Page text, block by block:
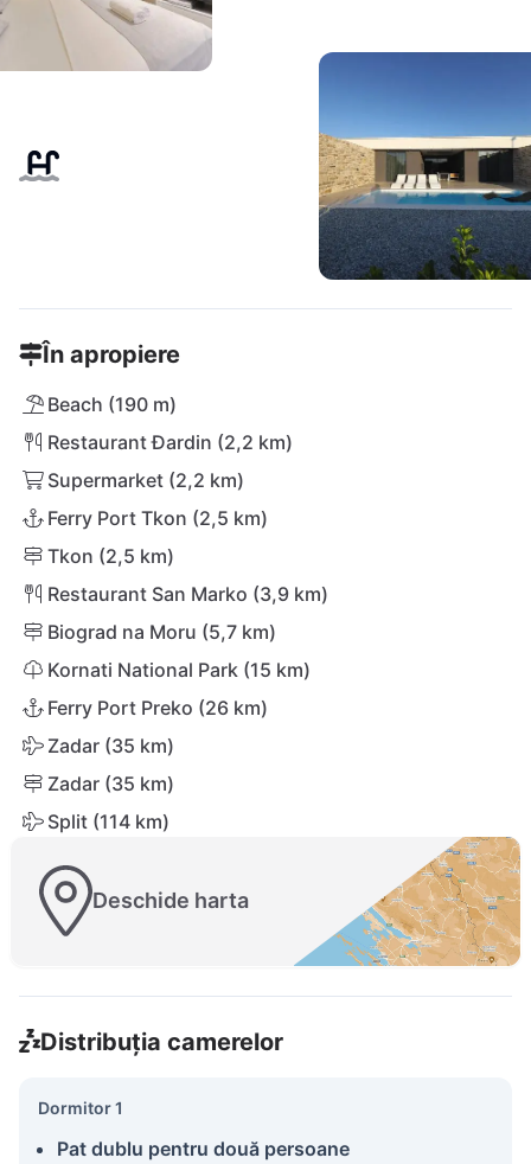
În apropiere
Beach (190 m)
Restaurant Đardin (2,2 km)
Supermarket (2,2 km)
Ferry Port Tkon (2,5 km)
Tkon (2,5 km)
Restaurant San Marko (3,9 km)
Biograd na Moru (5,7 km)
Kornati National Park (15 km)
Ferry Port Preko (26 km)
Zadar (35 km)
Zadar (35 km)
Split (114 km)
Deschide harta
Distribuția camerelor
Dormitor 1
Pat dublu pentru două persoane